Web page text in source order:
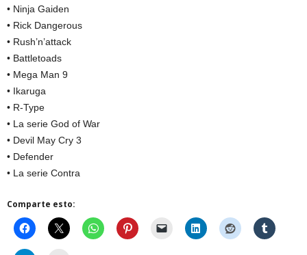
• Ninja Gaiden
• Rick Dangerous
• Rush’n’attack
• Battletoads
• Mega Man 9
• Ikaruga
• R-Type
• La serie God of War
• Devil May Cry 3
• Defender
• La serie Contra
Comparte esto: